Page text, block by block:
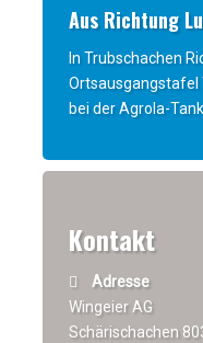
Aus Richtung
In Trubschachen
Ortsausgangstafel
bei der Agrola-
Kontakt
Adresse
Wingeier AG
Schärischachen